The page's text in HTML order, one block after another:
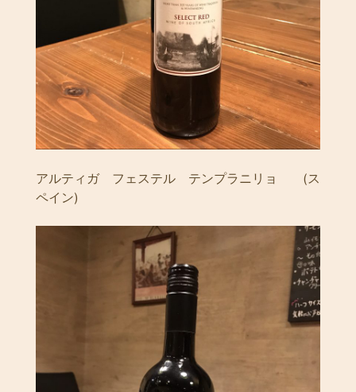
アルティガ フェステル テンプラニリョ (ス
ペイン)